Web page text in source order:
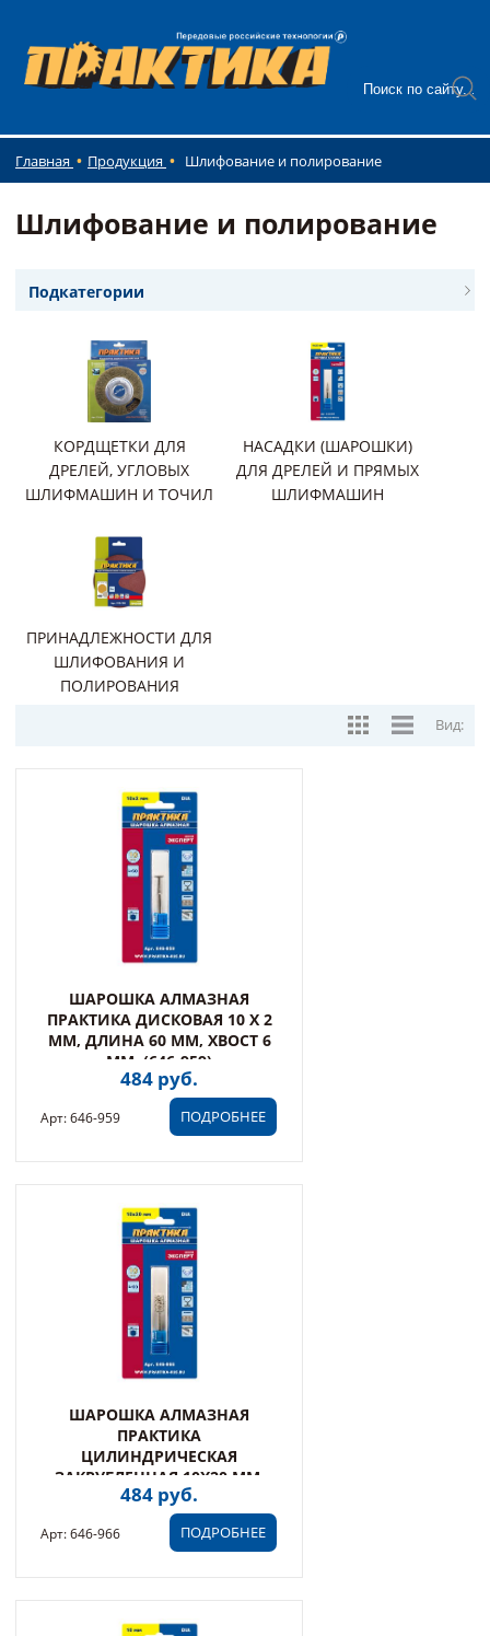
Главная Продукция Шлифование и полирование
Шлифование и полирование
Подкатегории
КОРДЩЕТКИ ДЛЯ
ДРЕЛЕЙ, УГЛОВЫХ
ШЛИФМАШИН И ТОЧИЛ
НАСАДКИ (ШАРОШКИ)
ДЛЯ ДРЕЛЕЙ И ПРЯМЫХ
ШЛИФМАШИН
ПРИНАДЛЕЖНОСТИ ДЛЯ
ШЛИФОВАНИЯ И
ПОЛИРОВАНИЯ
Вид:
ШАРОШКА АЛМАЗНАЯ
ПРАКТИКА ДИСКОВАЯ 10 Х 2
ММ, ДЛИНА 60 ММ, ХВОСТ 6
ММ, (646-959)
484 руб.
ПОДРОБНЕЕ
Арт: 646-959
ШАРОШКА АЛМАЗНАЯ
ПРАКТИКА
ЦИЛИНДРИЧЕСКАЯ
ЗАКРУГЛЕННАЯ 10Х20 ММ,
ХВОСТ 6 ММ, (646-966)
484 руб.
ПОДРОБНЕЕ
Арт: 646-966